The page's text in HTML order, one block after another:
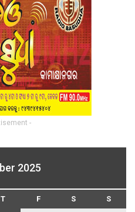
-
2025
T F S S